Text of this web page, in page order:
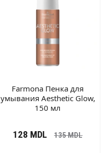
Farmona Пенка для
умывания Aesthetic Glow,
150 мл
128 MDL 135MDL